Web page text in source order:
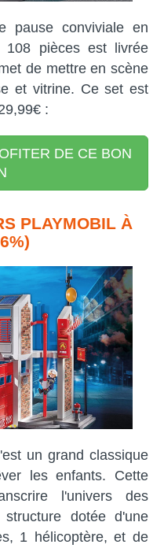
pause conviviale en
pièces est livrée
de mettre en scène
et vitrine. Ce set est
:
DE CE BON
PLAYMOBIL À
un grand classique
les enfants. Cette
l'univers des
dotée d'une
1 hélicoptère, et de